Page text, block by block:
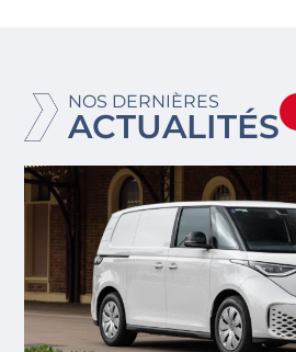
NOS DERNIÈRES
ACTUALITÉS